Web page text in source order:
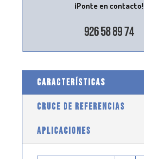
¡Ponte en contacto!
926 58 89 74
CARACTERÍSTICAS
CRUCE DE REFERENCIAS
APLICACIONES